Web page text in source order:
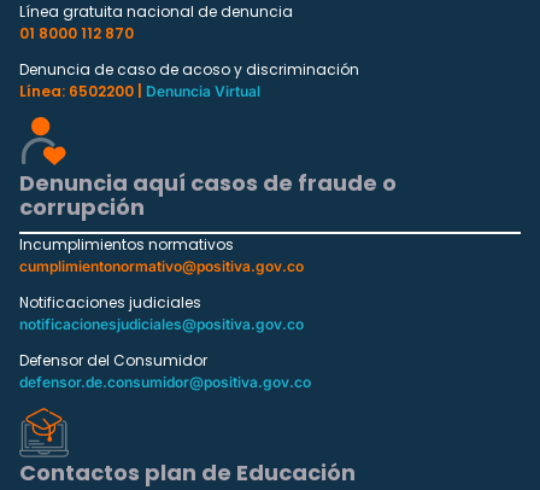
Línea gratuita nacional de denuncia
01 8000 112 870
Denuncia de caso de acoso y discriminación
Línea: 6502200 |
Denuncia Virtual
Denuncia aquí casos de fraude o
corrupción
Incumplimientos normativos
cumplimientonormativo@positiva.gov.co
Notificaciones judiciales
notificacionesjudiciales@positiva.gov.co
Defensor del Consumidor
defensor.de.consumidor@positiva.gov.co
Contactos plan de Educación